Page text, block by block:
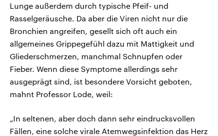
Lunge außerdem durch typische Pfeif- und
Rasselgeräusche. Da aber die Viren nicht nur die
Bronchien angreifen, gesellt sich oft auch ein
allgemeines Grippegefühl dazu mit Mattigkeit und
Gliederschmerzen, manchmal Schnupfen oder
Fieber. Wenn diese Symptome allerdings sehr
ausgeprägt sind, ist besondere Vorsicht geboten,
mahnt Professor Lode, weil:
„In seltenen, aber doch dann sehr eindrucksvollen
Fällen, eine solche virale Atemwegsinfektion das Herz